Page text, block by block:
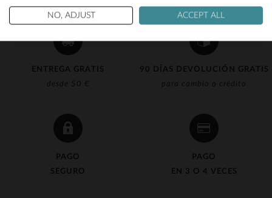
ENTREGA GRATIS
desde 50 €
90 DÍAS DEVOLUCIÓN GRATIS
para cambio o crédito
PAGO
SEGURO
PAGO
EN 3 O 4 VECES
Yes
NO, ADJUST ACCEPT ALL